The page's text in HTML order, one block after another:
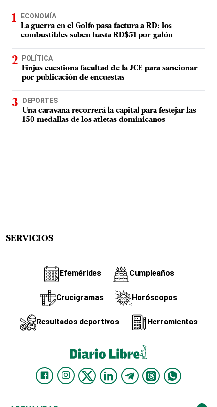
ECONOMÍA
La guerra en el Golfo pasa factura a RD: los
combustibles suben hasta RD$51 por galón
POLÍTICA
Finjus cuestiona facultad de la JCE para sancionar
por publicación de encuestas
DEPORTES
Una caravana recorrerá la capital para festejar las
150 medallas de los atletas dominicanos
SERVICIOS
Efemérides Cumpleaños
Crucigramas Horóscopos
Resultados deportivos Herramientas